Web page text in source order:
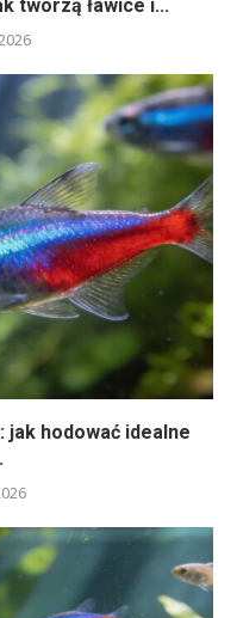
tworzą ławice i...
jak hodować idealne